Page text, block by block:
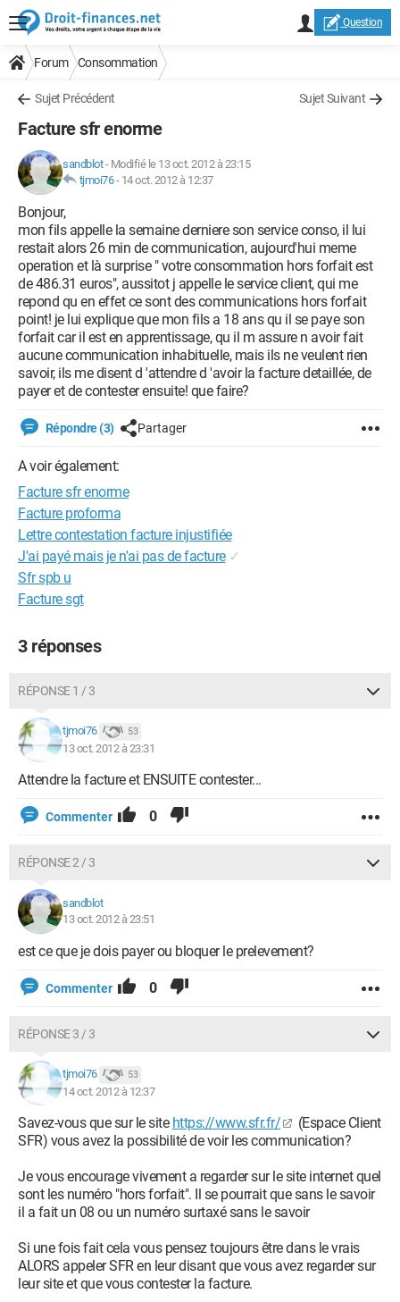
Question
Forum Consommation
Sujet Précédent Sujet Suivant
Facture sfr enorme
sandblot- Modifié le 13 oct. 2012 à 23:15
tjmoi76- 14 oct. 2012 à 12:37
Bonjour,
mon fils appelle la semaine derniere son service conso, il lui
restait alors 26 min de communication, aujourd'hui meme
operation et là surprise " votre consommation hors forfait est
de 486.31 euros", aussitot j appelle le service client, qui me
repond qu en effet ce sont des communications hors forfait
point! je lui explique que mon fils a 18 ans qu il se paye son
forfait car il est en apprentissage, qu il m assure n avoir fait
aucune communication inhabituelle, mais ils ne veulent rien
savoir, ils me disent d 'attendre d 'avoir la facture detaillée, de
payer et de contester ensuite! que faire?
Répondre (3) Partager
A voir également:
Facture sfr enorme
Facture proforma
Lettre contestation facture injustifiée
J'ai payé mais je n'ai pas de facture ✓
Sfr spb u
Facture sgt
3 réponses
RÉPONSE 1 / 3
tjmoi76 53
13 oct. 2012 à 23:31
Attendre la facture et ENSUITE contester...
Commenter 0
RÉPONSE 2 / 3
sandblot
13 oct. 2012 à 23:51
est ce que je dois payer ou bloquer le prelevement?
Commenter 0
RÉPONSE 3 / 3
tjmoi76 53
14 oct. 2012 à 12:37
Savez-vous que sur le site https://www.sfr.fr/
(Espace Client
SFR) vous avez la possibilité de voir les communication?
Je vous encourage vivement a regarder sur le site internet quel
sont les numéro "hors forfait". Il se pourrait que sans le savoir
il a fait un 08 ou un numéro surtaxé sans le savoir
Si une fois fait cela vous pensez toujours être dans le vrais
ALORS appeler SFR en leur disant que vous avez regarder sur
leur site et que vous contester la facture.